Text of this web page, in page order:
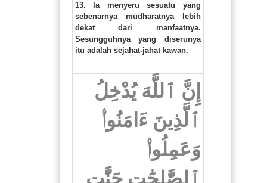
13. Ia menyeru sesuatu yang
sebenarnya mudharatnya lebih
dekat dari manfaatnya.
Sesungguhnya yang diserunya
itu adalah sejahat-jahat kawan.
إِنَّ ٱللَّهَ يُدْخِلُ
ٱلَّذِينَ ءَامَنُوا۟
وَعَمِلُوا۟
ٱلصَّٰلِحَٰتِ جَنَّٰتٍ